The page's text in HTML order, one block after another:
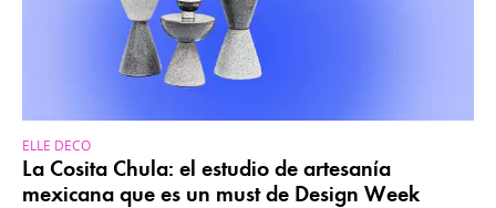
ELLE DECO
La Cosita Chula: el estudio de artesanía
mexicana que es un must de Design Week